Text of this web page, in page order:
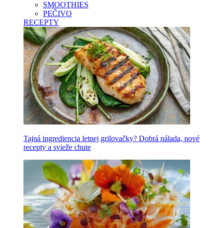
SMOOTHIES
PEČIVO
RECEPTY
Tajná ingrediencia letnej grilovačky? Dobrá nálada, nové
recepty a svieže chute